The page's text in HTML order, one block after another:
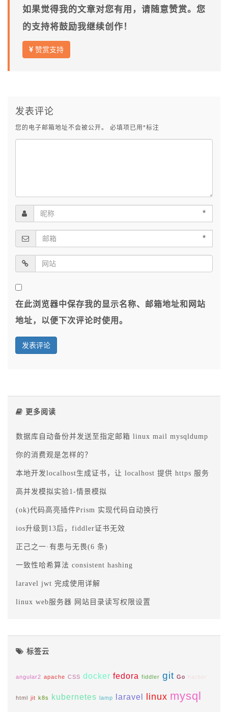
如果觉得我的文章对您有用，请随意赞赏。您
的支持将鼓励我继续创作！
赞赏支持
发表评论
您的电子邮箱地址不会被公开。 必填项已用 *标注
*
*
在此浏览器中保存我的显示名称、邮箱地址和网站
地址，以便下次评论时使用。
更多阅读
数据库自动备份并发送至指定邮箱 linux mail mysqldump
你的消费观是怎样的？
本地开发localhost生成证书，让 localhost 提供 https 服务
高并发模拟实验1-情景模拟
(ok)代码高亮插件Prism 实现代码自动换行
ios升级到13后，fiddler证书无效
正己之一·有患与无畏(6 条)
一致性哈希算法 consistent hashing
laravel jwt 完成使用详解
linux web服务器 网站目录读写权限设置
标签云
angular2 apache CSS docker fedora fiddler git Go harbor
html jit k8s kubernetes lamp laravel linux mysql